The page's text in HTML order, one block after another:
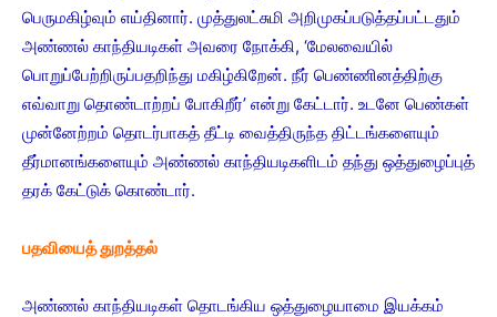
பெருமகிழ்வும் எய்தினார். முத்துலட்சுமி அறிமுகப்படுத்தப்பட்டதும்
அண்ணல் காந்தியடிகள் அவரை நோக்கி, ‘மேலவையில்
பொறுப்பேற்றிருப்பதறிந்து மகிழ்கிறேன். நீர் பெண்ணினத்திற்கு
எவ்வாறு தொண்டாற்றப் போகிறீர்’ என்று கேட்டார். உடனே பெண்கள்
முன்னேற்றம் தொடர்பாகத் தீட்டி வைத்திருந்த திட்டங்களையும்
தீர்மானங்களையும் அண்ணல் காந்தியடிகளிடம் தந்து ஒத்துழைப்புத்
தரக் கேட்டுக் கொண்டார்.
பதவியைத் துறத்தல்
அண்ணல் காந்தியடிகள் தொடங்கிய ஒத்துழையாமை இயக்கம்